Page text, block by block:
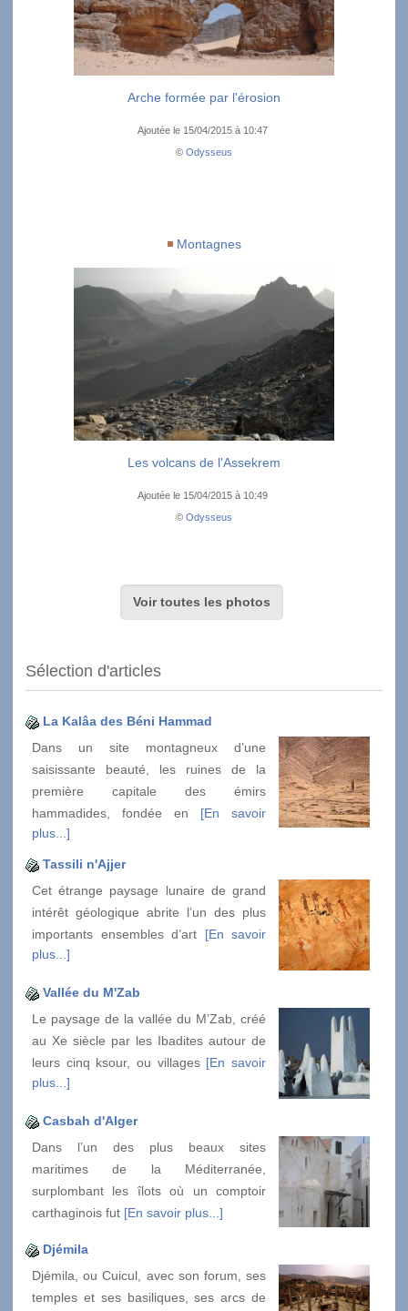
Arche formée par l'érosion
Ajoutée le 15/04/2015 à 10:47
© Odysseus
Montagnes
Les volcans de l'Assekrem
Ajoutée le 15/04/2015 à 10:49
© Odysseus
Voir toutes les photos
Sélection d'articles
La Kalâa des Béni Hammad
Dans un site montagneux d’une
saisissante beauté, les ruines de la
première capitale des émirs
hammadides, fondée en [En savoir
plus...]
Tassili n'Ajjer
Cet étrange paysage lunaire de grand
intérêt géologique abrite l’un des plus
importants ensembles d’art [En savoir
plus...]
Vallée du M'Zab
Le paysage de la vallée du M’Zab, créé
au Xe siècle par les Ibadites autour de
leurs cinq ksour, ou villages [En savoir
plus...]
Casbah d'Alger
Dans l’un des plus beaux sites
maritimes de la Méditerranée,
surplombant les îlots où un comptoir
carthaginois fut [En savoir plus...]
Djémila
Djémila, ou Cuicul, avec son forum, ses
temples et ses basiliques, ses arcs de